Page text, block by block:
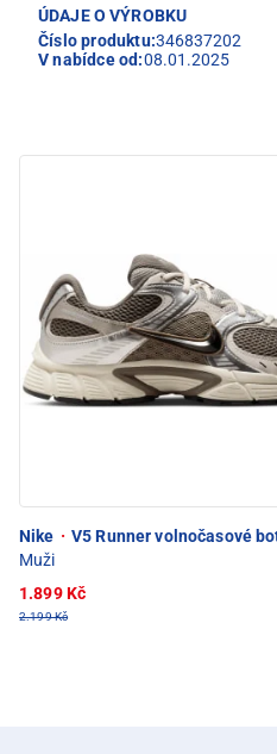
ÚDAJE O VÝROBKU
Číslo produktu:346837202
V nabídce od:08.01.2025
Nike · V5 Runner volnočasové
Muži
1.899 Kč
2.199 Kč